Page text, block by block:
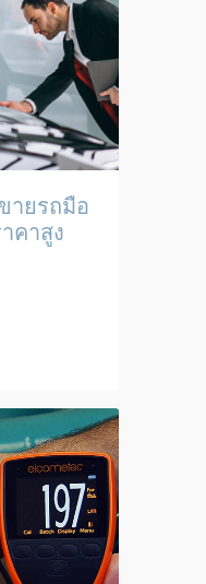
ายรถมือ
คาสูง